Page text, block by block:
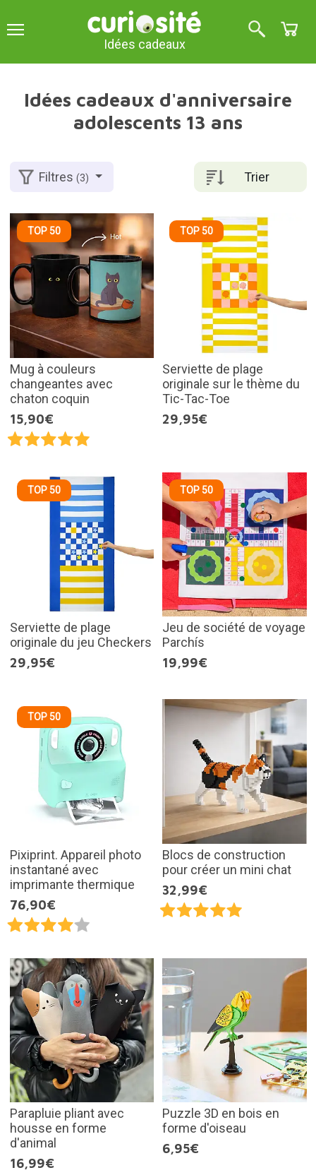
Idées cadeaux
Idées cadeaux d'anniversaire
adolescents 13 ans
Trier
Filtres(3)
TOP 50
Mug à couleurs
changeantes avec
chaton coquin
15,90€
TOP 50
Serviette de plage
originale sur le thème du
Tic-Tac-Toe
29,95€
TOP 50
Serviette de plage
originale du jeu Checkers
29,95€
TOP 50
Jeu de société de voyage
Parchís
19,99€
TOP 50
Pixiprint. Appareil photo
instantané avec
imprimante thermique
76,90€
Blocs de construction
pour créer un mini chat
32,99€
Parapluie pliant avec
housse en forme
d'animal
16,99€
Puzzle 3D en bois en
forme d'oiseau
6,95€